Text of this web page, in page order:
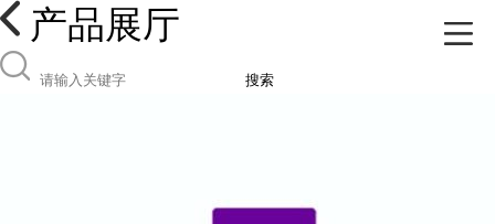
产品展厅
搜索